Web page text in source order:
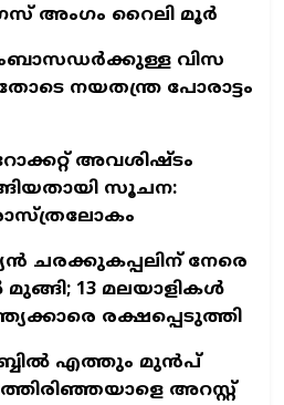
അംഗം റൈലി മൂർ
വിസ
നയതന്ത്ര പോരാട്ടം
അവശിഷ്ടം
സൂചന:
ചരക്കുകപ്പലിന് നേരെ
13 മലയാളികൾ
രക്ഷപ്പെടുത്തി
എത്തും മുൻപ്
അറസ്റ്റ്